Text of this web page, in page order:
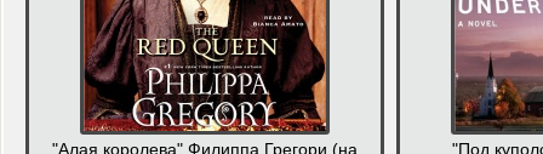
"Алая королева" Филиппа Грегори (на
"Под